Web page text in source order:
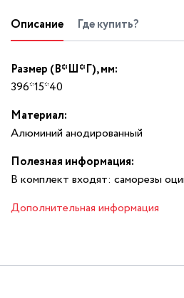
Описание Где купить?
Размер (В*Ш*Г), мм:
396*15*40
Материал:
Алюминий анодированный
Полезная информация:
В комплект входят: саморезы
Дополнительная информация